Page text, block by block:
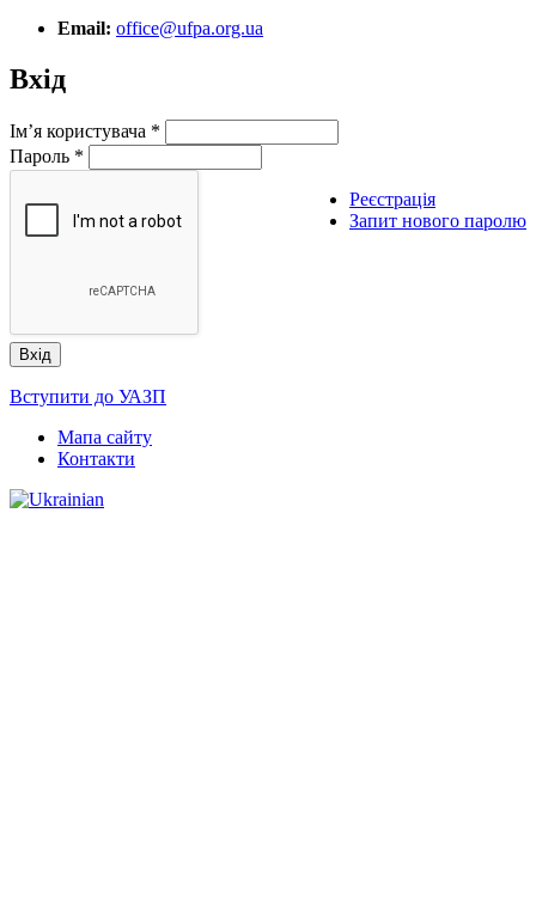
Email: office@ufpa.org.ua
Вхід
Ім’я користувача *
Пароль *
Реєстрація
Запит нового паролю
Вступити до УАЗП
Мапа сайту
Контакти